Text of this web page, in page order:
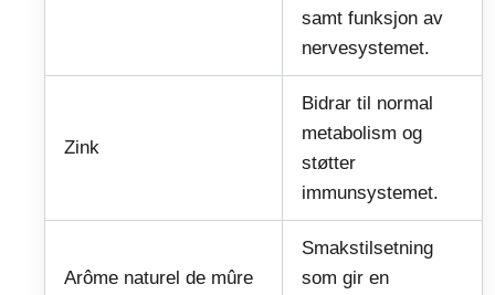
samt funksjon av
nervesystemet.
Zink
Bidrar til normal
metabolism og
støtter
immunsystemet.
Arôme naturel de mûre
Smakstilsetning
som gir en